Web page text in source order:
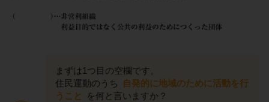
まずは1つ目の空欄です。
住民運動のうち
自発的に地域のために活動を行
うこと
を何と言いますか？